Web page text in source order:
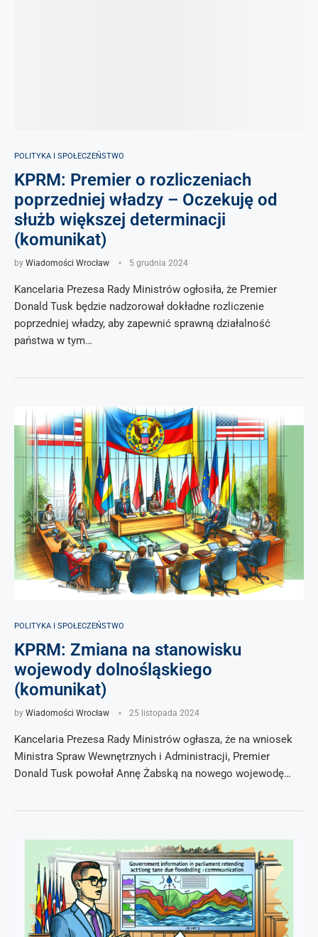
POLITYKA I SPOŁECZEŃSTWO
KPRM: Premier o rozliczeniach
poprzedniej władzy – Oczekuję od
służb większej determinacji
(komunikat)
by Wiadomości Wrocław 5 grudnia 2024
Kancelaria Prezesa Rady Ministrów ogłosiła, że Premier
Donald Tusk będzie nadzorował dokładne rozliczenie
poprzedniej władzy, aby zapewnić sprawną działalność
państwa w tym…
POLITYKA I SPOŁECZEŃSTWO
KPRM: Zmiana na stanowisku
wojewody dolnośląskiego
(komunikat)
by Wiadomości Wrocław 25 listopada 2024
Kancelaria Prezesa Rady Ministrów ogłasza, że na wniosek
Ministra Spraw Wewnętrznych i Administracji, Premier
Donald Tusk powołał Annę Żabską na nowego wojewodę…